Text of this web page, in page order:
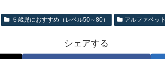
５歳児におすすめ（レベル50～80） アルファベット
シェアする